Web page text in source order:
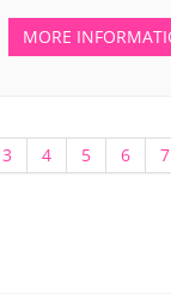
MORE
3 4 5 6 7